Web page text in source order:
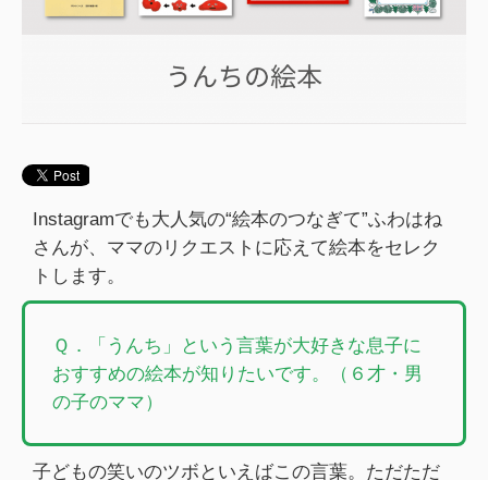
Instagramでも大人気の“絵本のつなぎて”ふわはね
さんが、ママのリクエストに応えて絵本をセレク
トします。
Ｑ．「うんち」という言葉が大好きな息子に
おすすめの絵本が知りたいです。（６才・男
の子のママ）
子どもの笑いのツボといえばこの言葉。ただただ